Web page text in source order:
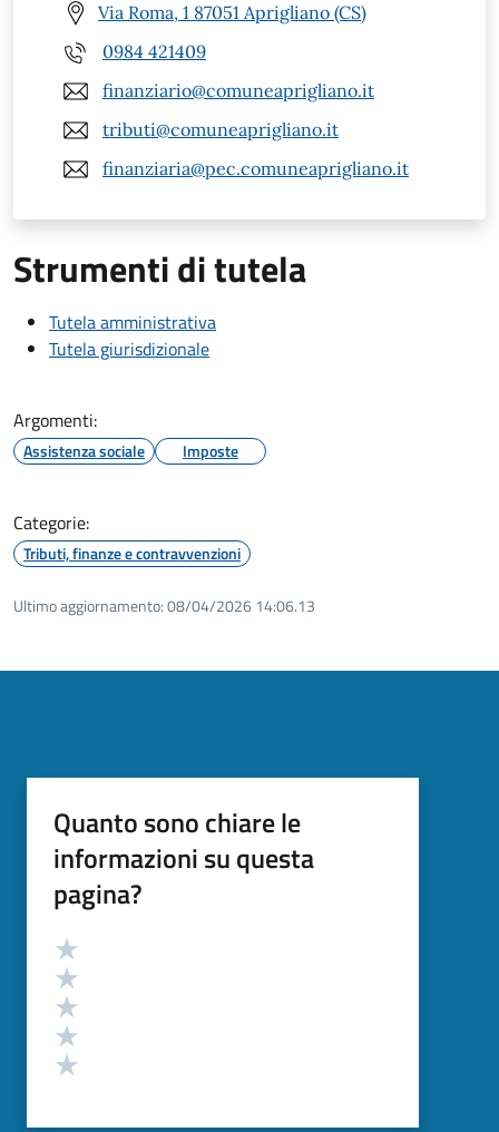
Via Roma, 1 87051 Aprigliano (CS)
0984 421409
finanziario@comuneaprigliano.it
tributi@comuneaprigliano.it
finanziaria@pec.comuneaprigliano.it
Strumenti di tutela
Tutela amministrativa
Tutela giurisdizionale
Argomenti:
Assistenza sociale Imposte
Categorie:
Tributi, finanze e contravvenzioni
Ultimo aggiornamento:08/04/2026 14:06.13
Quanto sono chiare le
informazioni su questa
pagina?
Valutazione